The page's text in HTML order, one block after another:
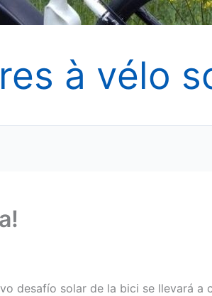
à vélo
desafío solar de la bici se llevará a